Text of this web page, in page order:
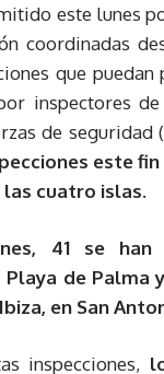
este lunes
coordinadas
que
inspectores
de
este
cuatro islas.
41 se
de Palma
en San
inspecciones,